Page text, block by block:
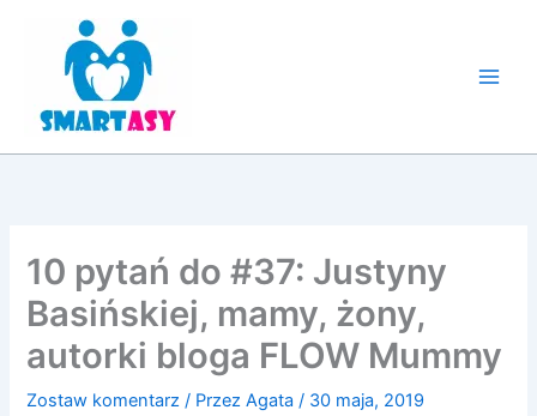
10 pytań do #37: Justyny
Basińskiej, mamy, żony,
autorki bloga FLOW Mummy
Zostaw komentarz / PrzezAgata/ 30 maja, 2019